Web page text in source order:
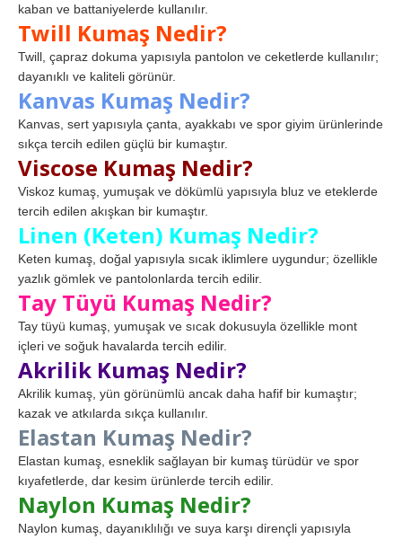
kaban ve battaniyelerde kullanılır.
Twill Kumaş Nedir?
Twill, çapraz dokuma yapısıyla pantolon ve ceketlerde kullanılır;
dayanıklı ve kaliteli görünür.
Kanvas Kumaş Nedir?
Kanvas, sert yapısıyla çanta, ayakkabı ve spor giyim ürünlerinde
sıkça tercih edilen güçlü bir kumaştır.
Viscose Kumaş Nedir?
Viskoz kumaş, yumuşak ve dökümlü yapısıyla bluz ve eteklerde
tercih edilen akışkan bir kumaştır.
Linen (Keten) Kumaş Nedir?
Keten kumaş, doğal yapısıyla sıcak iklimlere uygundur; özellikle
yazlık gömlek ve pantolonlarda tercih edilir.
Tay Tüyü Kumaş Nedir?
Tay tüyü kumaş, yumuşak ve sıcak dokusuyla özellikle mont
içleri ve soğuk havalarda tercih edilir.
Akrilik Kumaş Nedir?
Akrilik kumaş, yün görünümlü ancak daha hafif bir kumaştır;
kazak ve atkılarda sıkça kullanılır.
Elastan Kumaş Nedir?
Elastan kumaş, esneklik sağlayan bir kumaş türüdür ve spor
kıyafetlerde, dar kesim ürünlerde tercih edilir.
Naylon Kumaş Nedir?
Naylon kumaş, dayanıklılığı ve suya karşı dirençli yapısıyla